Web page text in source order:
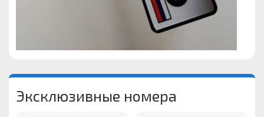
Эксклюзивные номера